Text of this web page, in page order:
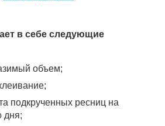
в себе следующие
объем;
подкрученных ресниц на
дня;